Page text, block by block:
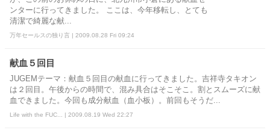
ンターに行ってきました。 ここは、今年移転し、とても
清潔で綺麗な献...
万年セールスの独り言 | 2009.08.28 Fri 09:24
献血５回目
JUGEMテーマ：献血５回目の献血に行ってきました。吉祥寺タキオン
は２回目。午後からの時間で、混み具合はそこそこ。割とスムーズに献
血できました。今回も成分献血（血小板）。前回もそうだ...
Life with the FUC... | 2009.08.19 Wed 22:27